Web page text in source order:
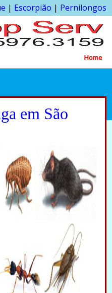
| Escorpião | Pernilongos
Home
em São